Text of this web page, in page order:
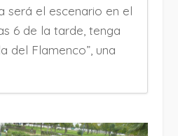
será el escenario en el
6 de la tarde, tenga
del Flamenco”, una